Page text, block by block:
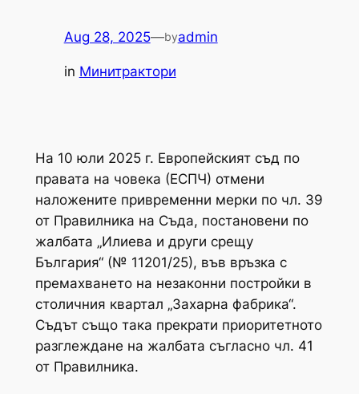
Aug 28, 2025—byadmin
in Минитрактори
На 10 юли 2025 г. Европейският съд по
правата на човека (ЕСПЧ) отмени
наложените привременни мерки по чл. 39
от Правилника на Съда, постановени по
жалбата „Илиева и други срещу
България“ (№ 11201/25), във връзка с
премахването на незаконни постройки в
столичния квартал „Захарна фабрика“.
Съдът също така прекрати приоритетното
разглеждане на жалбата съгласно чл. 41
от Правилника.